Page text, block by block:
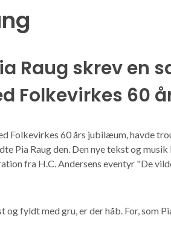
Raug skrev en
Folkevirkes 60
Folkevirkes 60 års jubilæum, havde
Pia Raug den. Den nye tekst og
fra H.C. Andersens eventyr "De
fyldt med gru, er der håb. For, som